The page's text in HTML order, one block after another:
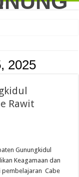
Gelar FGD
Muda LDII Gunungkidul
Bakti untuk Negeri 2026
Bersih, Dorong
Keilmuan Agama
Fadillah Buktikan Kuliah
Perkuat Strategi
2025
Rawit
Gunungkidul
Keagamaan dan
pembelajaran Cabe